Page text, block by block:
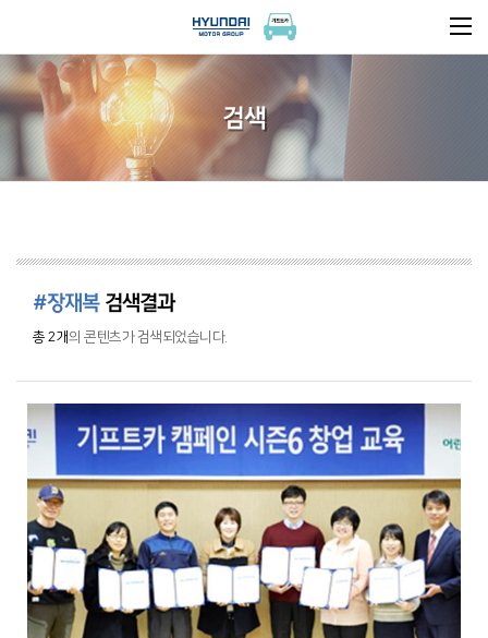
검색
#장재복검색결과
총 2개의 콘텐츠가 검색되었습니다.